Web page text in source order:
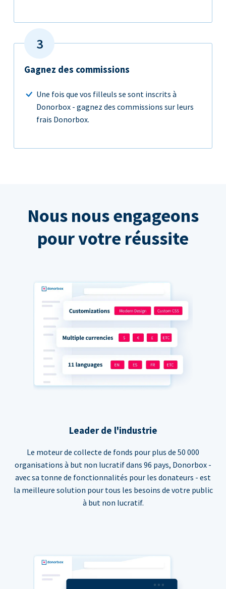
Gagnez des commissions
Une fois que vos filleuls se sont inscrits à
Donorbox - gagnez des commissions sur leurs
frais Donorbox.
Nous nous engageons
pour votre réussite
Leader de l'industrie
Le moteur de collecte de fonds pour plus de 50 000
organisations à but non lucratif dans 96 pays, Donorbox -
avec sa tonne de fonctionnalités pour les donateurs - est
la meilleure solution pour tous les besoins de votre public
à but non lucratif.